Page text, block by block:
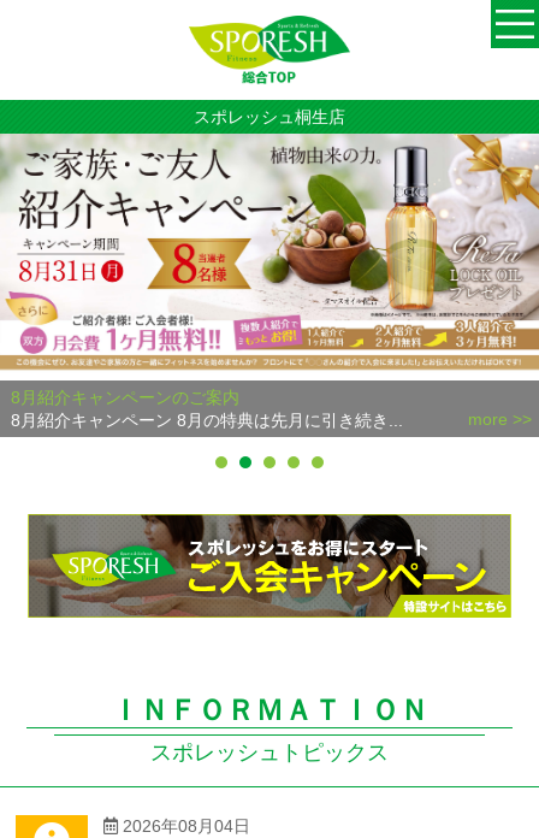
スポレッシュ桐生店
8月紹介キャンペーンのご案内
8月紹介キャンペーン 8月の特典は先月に引き続き...
more >>
ＩＮＦＯＲＭＡＴＩＯＮ
スポレッシュトピックス
2026年08月04日